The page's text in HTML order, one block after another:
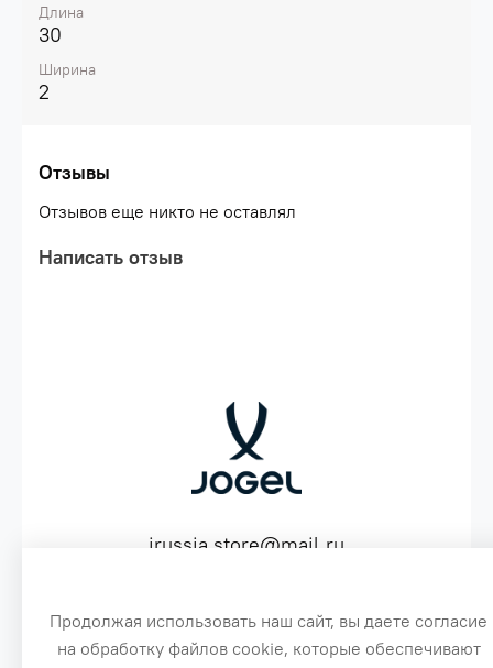
Длина
30
Ширина
2
Отзывы
Отзывов еще никто не оставлял
Написать отзыв
jrussia.store@mail.ru
Продолжая использовать наш сайт, вы даете согласие
на обработку файлов cookie, которые обеспечивают
3